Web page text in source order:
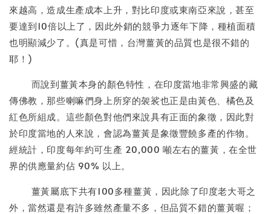
來越高，造成生產成本上升，對比印度或東南亞來說，甚至
要達到10倍以上了，因此外銷的競爭力逐年下降，種植面積
也明顯減少了。(真是可惜，台灣薑黃的品質也是很不錯的
耶！)
而說到薑黃本身的顏色特性，在印度當地非常興盛的藏
傳佛教，那些喇嘛們身上所穿的袈裟也正是由黃色、橘色及
紅色所組成。這些顏色對他們來說具有正面的象徵，因此對
於印度當地的人來說，會認為薑黃是象徵豐饒多產的作物。
經統計，印度每年約可生產 20,000 噸左右的薑黃，在全世
界的供應量約佔 90% 以上。
薑黃屬底下共有100多種薑黃，因此除了印度老大哥之
外，當然還是有許多雖然產量不多，但品質不錯的薑黃喔；